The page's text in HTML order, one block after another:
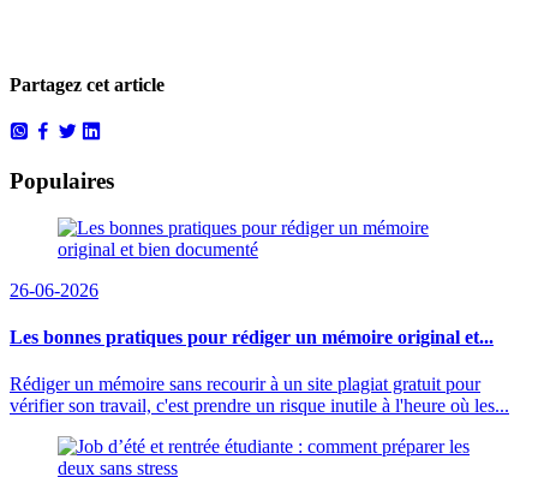
Partagez cet article
Populaires
26-06-2026
Les bonnes pratiques pour rédiger un mémoire original et...
Rédiger un mémoire sans recourir à un site plagiat gratuit pour
vérifier son travail, c'est prendre un risque inutile à l'heure où les...